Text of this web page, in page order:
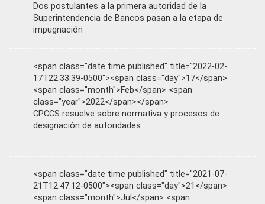
Dos postulantes a la primera autoridad de la
Superintendencia de Bancos pasan a la etapa de
impugnación
<span class="date time published" title="2022-02-
17T22:33:39-0500"><span class="day">17</span>
<span class="month">Feb</span> <span
class="year">2022</span></span>
CPCCS resuelve sobre normativa y procesos de
designación de autoridades
<span class="date time published" title="2021-07-
21T12:47:12-0500"><span class="day">21</span>
<span class="month">Jul</span> <span